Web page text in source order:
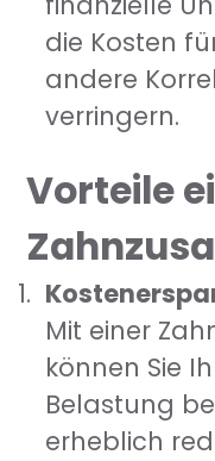
die Kosten
andere
verringern.
Vorteile
Mit einer
können Sie
Belastung
erheblich